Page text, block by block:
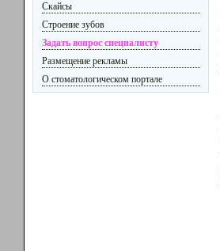
Скайсы
Строение зубов
Задать вопрос специалисту
Размещение рекламы
О стоматологическом портале